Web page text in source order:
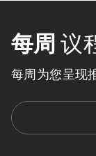
每周 议
每周为您呈现